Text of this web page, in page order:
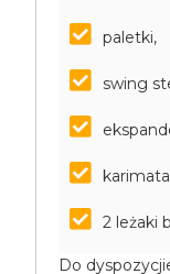
paletki,
swing
2 leżaki
Do